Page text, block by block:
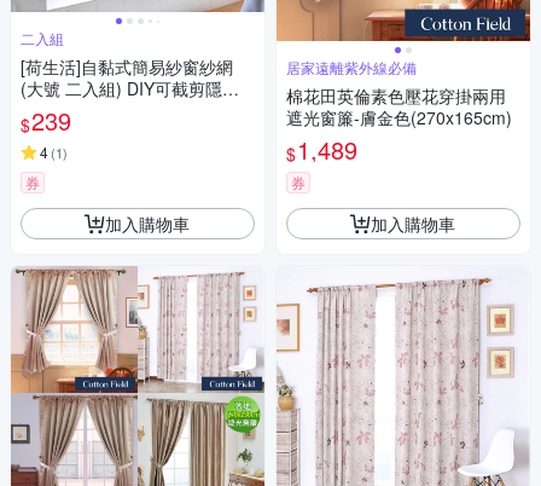
二入組
[荷生活]自黏式簡易紗窗紗網
(大號 二入組) DIY可截剪隱形
紗窗 附魔術貼
$239
4(1)
券
加入購物車
居家遠離紫外線必備
棉花田英倫素色壓花穿掛兩用
遮光窗簾-膚金色(270x165cm)
$1,489
券
加入購物車